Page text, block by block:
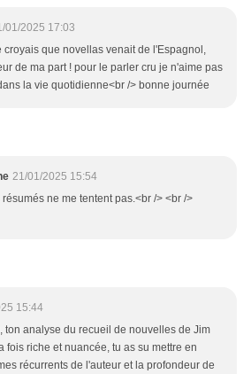
01/2025 17:03
croyais que novellas venait de l'Espagnol,
de ma part ! pour le parler cru je n'aime pas
la vie quotidienne<br /> bonne journée
21/01/2025 15:54
ne me tentent pas.<br /> <br />
15:44
ton analyse du recueil de nouvelles de Jim
fois riche et nuancée, tu as su mettre en
récurrents de l'auteur et la profondeur de